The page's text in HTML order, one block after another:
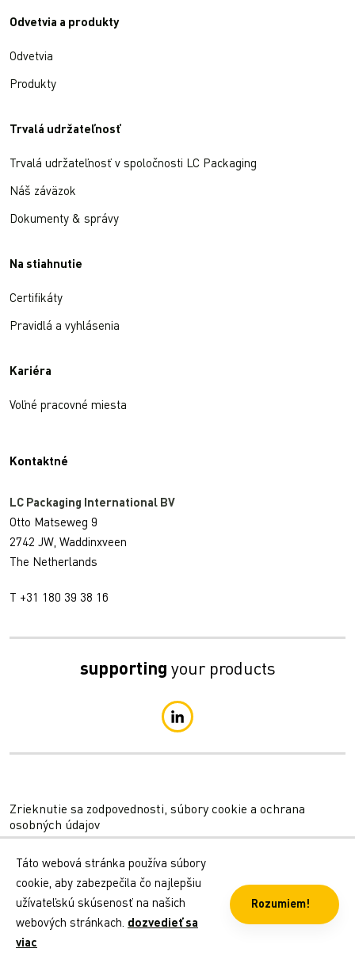
Odvetvia a produkty
Odvetvia
Produkty
Trvalá udržateľnosť
Trvalá udržateľnosť v spoločnosti LC Packaging
Náš záväzok
Dokumenty & správy
Na stiahnutie
Certifikáty
Pravidlá a vyhlásenia
Kariéra
Voľné pracovné miesta
Kontaktné
LC Packaging International BV
Otto Matseweg 9
2742 JW, Waddinxveen
The Netherlands
T +31 180 39 38 16
supporting your products
Zrieknutie sa zodpovednosti, súbory cookie a ochrana
osobných údajov
Všeobecné obchodné podmienky
Vyhlásenie o ochrane osobných údajov
Táto webová stránka používa súbory
cookie, aby zabezpečila čo najlepšiu
užívateľskú skúsenosť na našich
webových stránkach. dozvedieť sa
viac
Rozumiem!